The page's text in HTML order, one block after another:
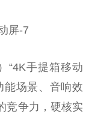
“4K手提箱移动
能场景、音响效
竞争力，硬核实